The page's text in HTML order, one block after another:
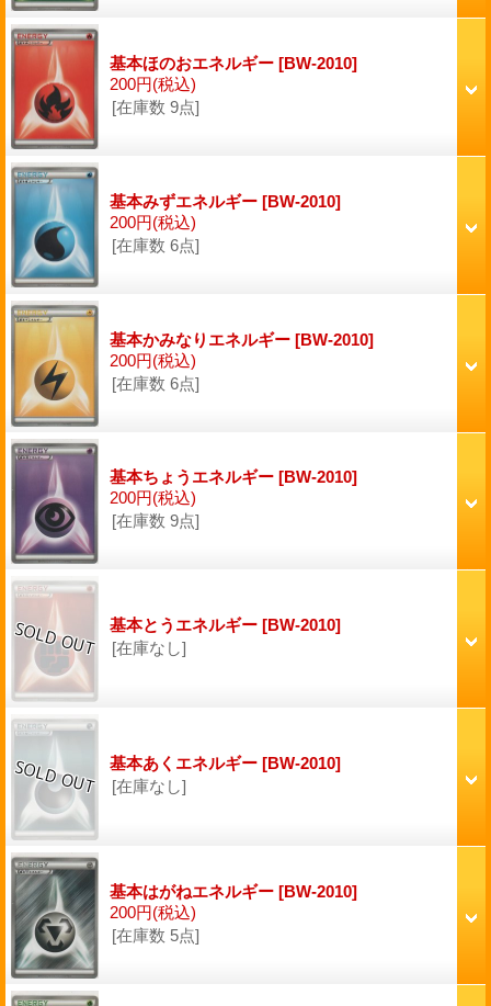
基本ほのおエネルギー [BW-2010]
200円(税込)
[在庫数 9点]
基本みずエネルギー [BW-2010]
200円(税込)
[在庫数 6点]
基本かみなりエネルギー [BW-2010]
200円(税込)
[在庫数 6点]
基本ちょうエネルギー [BW-2010]
200円(税込)
[在庫数 9点]
基本とうエネルギー [BW-2010]
[在庫なし]
基本あくエネルギー [BW-2010]
[在庫なし]
基本はがねエネルギー [BW-2010]
200円(税込)
[在庫数 5点]